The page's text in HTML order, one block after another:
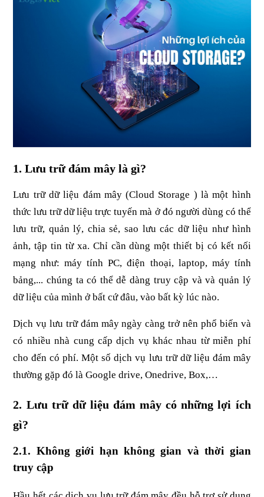
1. Lưu trữ đám mây là gì?
Lưu trữ dữ liệu đám mây (Cloud Storage ) là một hình
thức lưu trữ dữ liệu trực tuyến mà ở đó người dùng có thể
lưu trữ, quản lý, chia sẻ, sao lưu các dữ liệu như hình
ảnh, tập tin từ xa. Chỉ cần dùng một thiết bị có kết nối
mạng như: máy tính PC, điện thoại, laptop, máy tính
bảng,... chúng ta có thể dễ dàng truy cập và và quản lý
dữ liệu của mình ở bất cứ đâu, vào bất kỳ lúc nào.
Dịch vụ lưu trữ đám mây ngày càng trở nên phổ biến và
có nhiều nhà cung cấp dịch vụ khác nhau từ miễn phí
cho đến có phí. Một số dịch vụ lưu trữ dữ liệu đám mây
thường gặp đó là Google drive, Onedrive, Box,…
2. Lưu trữ dữ liệu đám mây có những lợi ích
gì?
2.1. Không giới hạn không gian và thời gian
truy cập